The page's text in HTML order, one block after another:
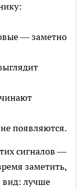
— заметно
появляются.
сигналов —
заметить,
вид: лучше